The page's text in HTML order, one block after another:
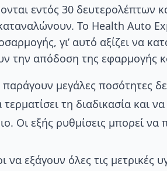
εντός 30 δευτερολέπτων
Το Health Auto
γι’ αυτό αξίζει να
την απόδοση της εφαρμογής
μεγάλες ποσότητες
τη διαδικασία και
Οι εξής ρυθμίσεις μπορεί να
να εξάγουν όλες τις μετρικές